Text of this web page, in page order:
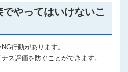
やってはいけないこ
行動があります。
ス評価を防ぐことができます。